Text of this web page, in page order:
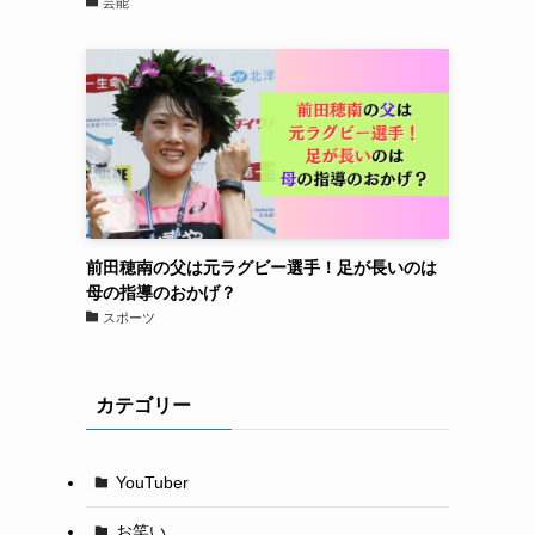
前田穂南の父は元ラグビー選手！足が長いのは
母の指導のおかげ？
スポーツ
カテゴリー
YouTuber